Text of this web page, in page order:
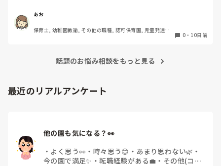
っています。。
みなさんがどうやって切り替えているかを教えてほしいで
す！
ン(お茶を飲んだり)を入れたりしています。
あお
保育士, 幼稚園教諭, その他の職種, 認可保育園, 児童発達支
0・ 10日前
話題のお悩み相談をもっと見る
最近のリアルアンケート
他の園も気になる？👀
・ よく思う👀 ・ 時々思う😊 ・ あまり思わない🌿 ・
今の園で満足✨ ・転職経験がある💼 ・ その他(コメ